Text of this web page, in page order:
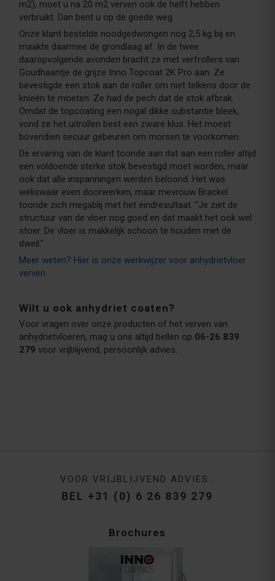
m2), moet u na 20 m2 verven ook de helft hebben
verbruikt. Dan bent u op de goede weg.
Onze klant bestelde noodgedwongen nog 2,5 kg bij en
maakte daarmee de grondlaag af. In de twee
daaropvolgende avonden bracht ze met verfrollers van
Goudhaantje de grijze Inno Topcoat 2K Pro aan. Ze
bevestigde een stok aan de roller om niet telkens door de
knieën te moeten. Ze had de pech dat de stok afbrak.
Omdat de topcoating een nogal dikke substantie bleek,
vond ze het uitrollen best een zware klus. Het moest
bovendien secuur gebeuren om morsen te voorkomen.
De ervaring van de klant toonde aan dat aan een roller altijd
een voldoende sterke stok bevestigd moet worden, maar
ook dat alle inspanningen werden beloond. Het was
weliswaar even doorwerken, maar mevrouw Brackel
toonde zich megablij met het eindresultaat. "Je ziet de
structuur van de vloer nog goed en dat maakt het ook wel
stoer. De vloer is makkelijk schoon te houden met de
dweil."
Meer weten? Hier is onze werkwijzer voor anhydrietvloer
verven.
Wilt u ook anhydriet coaten?
Voor vragen over onze producten of het verven van
anhydrietvloeren, mag u ons altijd bellen op 06-26 839
279 voor vrijblijvend, persoonlijk advies.
VOOR VRIJBLIJVEND ADVIES..
BEL +31 (0) 6 26 839 279
Brochures